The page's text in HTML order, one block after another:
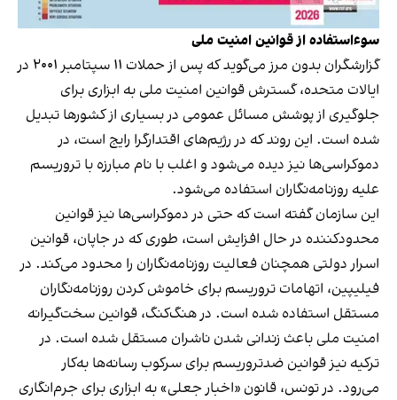
سوءاستفاده از قوانین امنیت ملی
گزارشگران بدون مرز می‌گوید که پس از حملات ۱۱ سپتامبر ۲۰۰۱ در
ایالات متحده، گسترش قوانین امنیت ملی به ابزاری برای
جلوگیری از پوشش مسائل عمومی در بسیاری از کشورها تبدیل
شده است. این روند که در رژیم‌های اقتدارگرا رایج است، در
دموکراسی‌ها نیز دیده می‌شود و اغلب با نام مبارزه با تروریسم
علیه روزنامه‌نگاران استفاده می‌شود.
این سازمان گفته است که حتی در دموکراسی‌ها نیز قوانین
محدودکننده در حال افزایش است، طوری که در جاپان، قوانین
اسرار دولتی همچنان فعالیت روزنامه‌نگاران را محدود می‌کند. در
فیلیپین، اتهامات تروریسم برای خاموش کردن روزنامه‌نگاران
مستقل استفاده شده است. در هنگ‌کنگ، قوانین سخت‌گیرانه
امنیت ملی باعث زندانی شدن ناشران مستقل شده است. در
ترکیه نیز قوانین ضدتروریسم برای سرکوب رسانه‌ها به‌کار
می‌رود. در تونس، قانون «اخبار جعلی» به ابزاری برای جرم‌انگاری